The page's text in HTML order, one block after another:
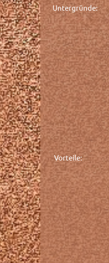
Untergründe:
Vorteile: